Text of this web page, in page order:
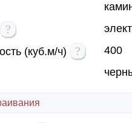
?
(куб.м/ч)
?
400